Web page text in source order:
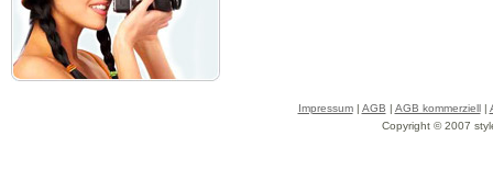
Impressum| AGB | AGB kommerziell|
Copyright © 2007